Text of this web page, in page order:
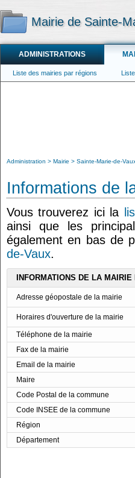
Mairie de Sainte-
ADMINISTRATIONS
Liste des mairies par régions
Administration Mairie Sainte-Marie-de-
Informations de
Vous trouverez ici la
ainsi que les
également en bas de
de-Vaux.
INFORMATIONS DE LA
Adresse géopostale de la mairie
Horaires d'ouverture de la mairie
Téléphone de la mairie
Fax de la mairie
Email de la mairie
Maire
Code Postal de la commune
Code INSEE de la commune
Région
Département